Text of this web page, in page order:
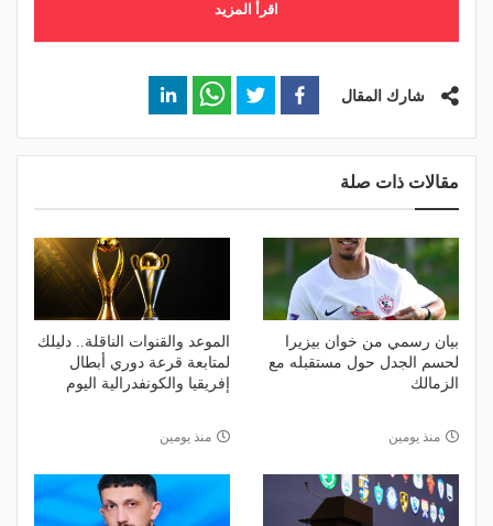
اقرأ المزيد
شارك المقال
مقالات ذات صلة
بيان رسمي من خوان بيزيرا
لحسم الجدل حول مستقبله مع
الزمالك
منذ يومين
الموعد والقنوات الناقلة.. دليلك
لمتابعة قرعة دوري أبطال
إفريقيا والكونفدرالية اليوم
منذ يومين